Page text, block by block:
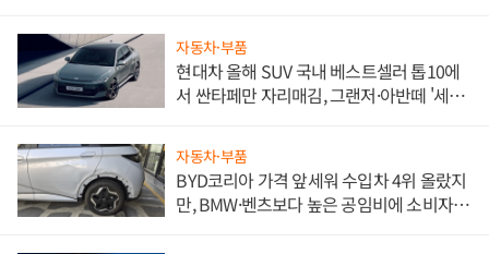
자동차·부품
현대차 올해 SUV 국내 베스트셀러 톱10에
서 싼타페만 자리매김, 그랜저·아반떼 '세단
자동차·부품
BYD코리아 가격 앞세워 수입차 4위 올랐지
만, BMW·벤츠보다 높은 공임비에 소비자